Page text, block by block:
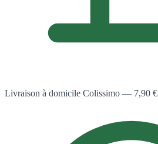
Livraison à domicile Colissimo — 7,90 €